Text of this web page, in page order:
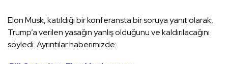
Elon Musk, katıldığı bir konferansta bir soruya yanıt olarak,
Trump’a verilen yasağın yanlış olduğunu ve kaldırılacağını
söyledi. Ayrıntılar haberimizde: